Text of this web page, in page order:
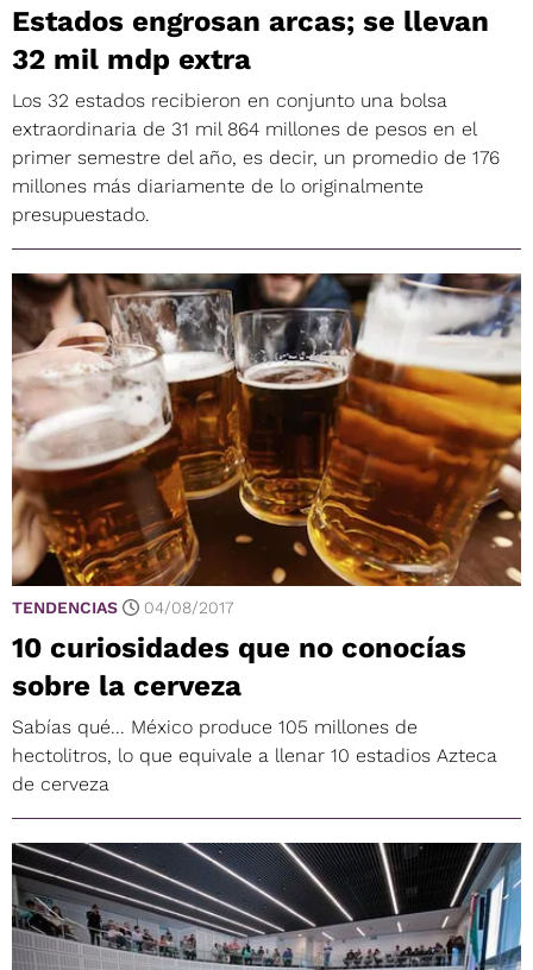
Estados engrosan arcas; se llevan
32 mil mdp extra
Los 32 estados recibieron en conjunto una bolsa
extraordinaria de 31 mil 864 millones de pesos en el
primer semestre del año, es decir, un promedio de 176
millones más diariamente de lo originalmente
presupuestado.
TENDENCIAS 04/08/2017
10 curiosidades que no conocías
sobre la cerveza
Sabías qué... México produce 105 millones de
hectolitros, lo que equivale a llenar 10 estadios Azteca
de cerveza